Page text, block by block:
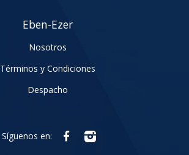
Eben-Ezer
Nosotros
Términos y Condiciones
Despacho
Síguenos en: